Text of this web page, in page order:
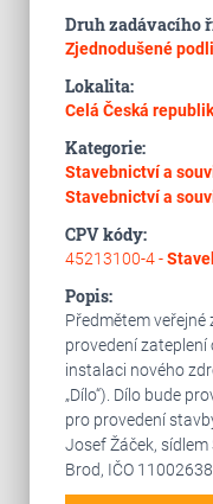
Druh zadávacího
Zjednodušené
Lokalita:
Celá Česká
Kategorie:
Stavebnictví a
Stavebnictví a
CPV kódy:
45213100-4 -
Popis:
Předmětem veřejné
provedení
instalaci nového
„Dílo“). Dílo bude
pro provedení
Josef Žáček,
Brod, IČO 11002638